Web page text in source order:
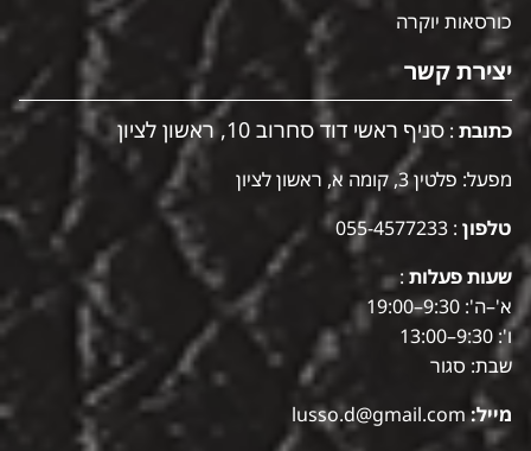
כורסאות יוקרה
יצירת קשר
כתובת : סניף ראשי דוד סחרוב 10, ראשון לציון
מפעל: פלטין 3, קומה א, ראשון לציון
טלפון :
055-4577233
שעות פעלות:
א'–ה': 9:30–19:00
ו': 9:30–13:00
שבת: סגור
מייל:lusso.d@gmail.com